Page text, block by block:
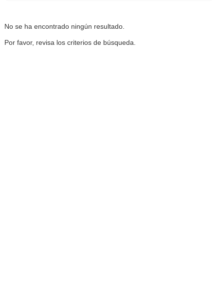
No se ha encontrado ningún resultado.
Por favor, revisa los criterios de búsqueda.